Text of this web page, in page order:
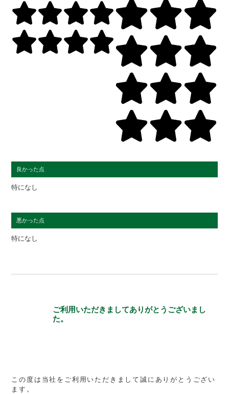
良かった点
特になし
悪かった点
特になし
ご利用いただきましてありがとうございまし
た。
この度は当社をご利用いただきまして誠にありがとうござい
ます。